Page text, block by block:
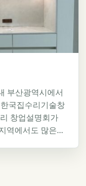
부산광역시에서
국집수리기술창
창업설명회가
역에서도 많은…